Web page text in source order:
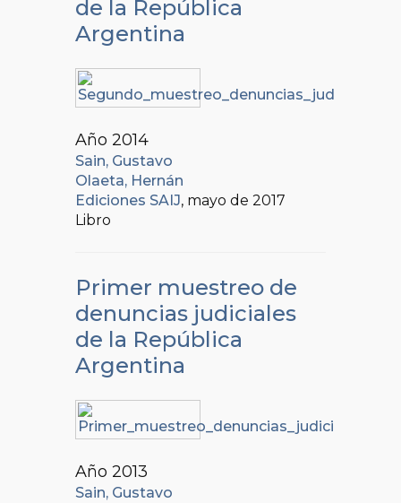
de la República
Argentina
Año 2014
Sain, Gustavo
Olaeta, Hernán
Ediciones SAIJ, mayo de 2017
Libro
Primer muestreo de
denuncias judiciales
de la República
Argentina
Año 2013
Sain, Gustavo